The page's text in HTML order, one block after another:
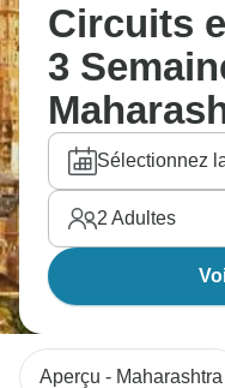
Circuits
3
Sélectionnez
2 Adultes
Aperçu - Maharashtra